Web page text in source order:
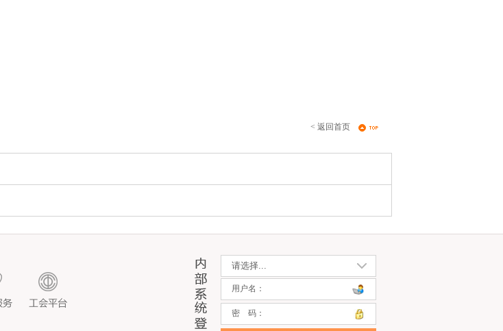
< 返回首页
用户名：
密 码：